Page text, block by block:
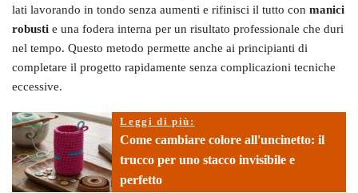
lati lavorando in tondo senza aumenti e rifinisci il tutto con manici
robusti e una fodera interna per un risultato professionale che duri
nel tempo. Questo metodo permette anche ai principianti di
completare il progetto rapidamente senza complicazioni tecniche
eccessive.
Leggi di più:
Come cambiare colore all'uncinetto: il
trucco per uno stacco invisibile e
perfetto